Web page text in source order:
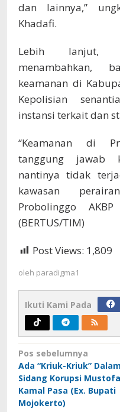
dan lainnya,”
Khadafi.
Lebih lanjut,
menambahkan,
keamanan di
Kepolisian
instansi terkait dan
“Keamanan di
tanggung jawab
nantinya tidak
kawasan
Probolinggo
(BERTUS/TIM)
Post Views: 1,809
oleh paradigma1
Ikuti Kami Pada
Navigasi
pos
Pos sebelumnya
Ada “Kriuk-Kriuk” Dalam
Sidang Korupsi Mustofa
Kamal Pasa (Ex. Bupati
Mojokerto)